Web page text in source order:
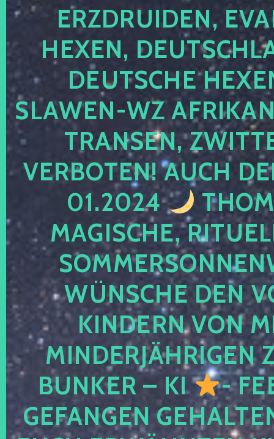
ERZDRUIDEN,
HEXEN,
DEUTSCHE
SLAWEN-WZ
TRANSEN,
VERBOTEN! AUCH
01.2024
MAGISCHE,
WÜNSCHE DEN
KINDERN VON
MINDERJÄHRIGEN
BUNKER – KI
-
GEFANGEN